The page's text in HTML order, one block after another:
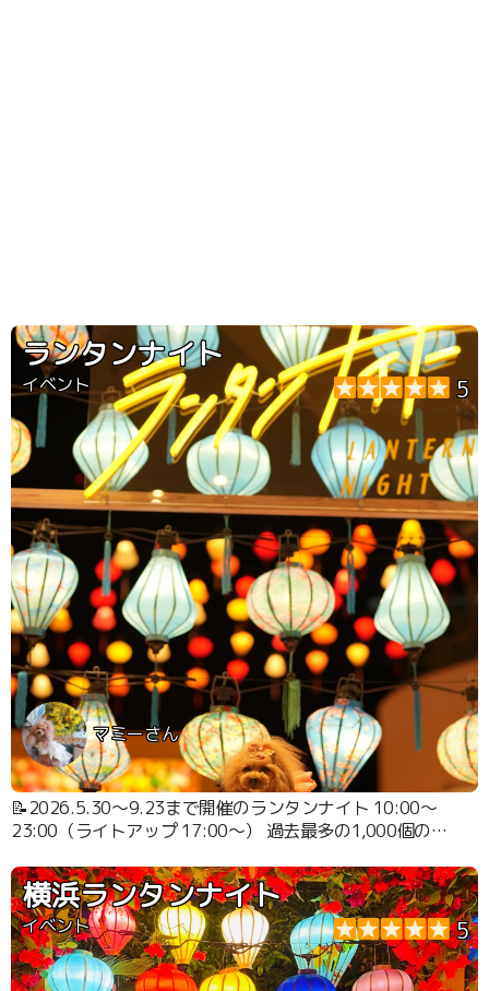
ランタンナイト
イベント 5
マミーさん
📝2026.5.30〜9.23まで開催のランタンナイト 10:00～
23:00（ライトアップ 17:00～） 過去最多の1,000個のラ
横浜ランタンナイト
イベント 5